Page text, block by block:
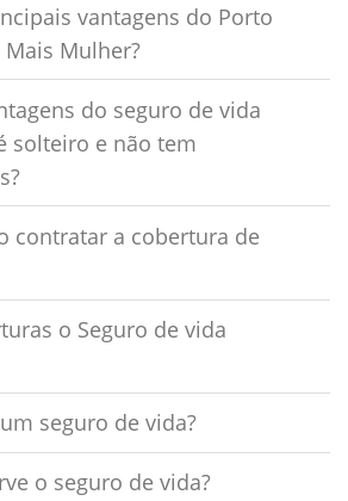
vantagens do Porto
Mais Mulher?
do seguro de vida
solteiro e não tem
contratar a cobertura de
o Seguro de vida
seguro de vida?
o seguro de vida?